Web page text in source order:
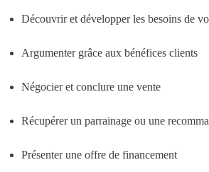
- Formations des
- Formations
Dirigeants
Le Cabinet
Découvrir et développer les besoins de
Argumenter grâce aux bénéfices clients
Négocier et conclure une vente
Récupérer un parrainage ou une
Présenter une offre de financement